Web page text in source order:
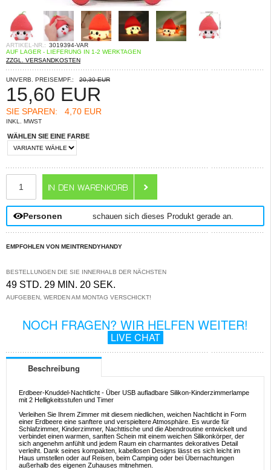
ARTIKEL-NR.: 3019394-VAR
AUF LAGER - LIEFERUNG IN 1-2 WERKTAGEN
ZZGL. VERSANDKOSTEN
UNVERB. PREISEMPF.: 20,30 EUR
15,60 EUR
SIE SPAREN: 4,70 EUR
INKL. MWST
WÄHLEN SIE EINE FARBE
Personen schauen sich dieses Produkt gerade an.
EMPFOHLEN VON MEINTRENDYHANDY
BESTELLUNGEN DIE SIE INNERHALB DER NÄCHSTEN
49 STD. 29 MIN. 19 SEK.
AUFGEBEN, WERDEN AM MONTAG VERSCHICKT!
NOCH FRAGEN? WIR HELFEN WEITER!
LIVE CHAT
Beschreibung
Erdbeer-Knuddel-Nachtlicht - Über USB aufladbare Silikon-Kinderzimmerlampe
mit 2 Helligkeitsstufen und Timer
Verleihen Sie Ihrem Zimmer mit diesem niedlichen, weichen Nachtlicht in Form
einer Erdbeere eine sanftere und verspieltere Atmosphäre. Es wurde für
Schlafzimmer, Kinderzimmer, Nachttische und die Abendroutine entwickelt und
verbindet einen warmen, sanften Schein mit einem weichen Silikonkörper, der
sich angenehm anfühlt und jedem Raum ein charmantes dekoratives Detail
verleiht. Dank seines kompakten, kabellosen Designs lässt es sich leicht im
Haus umstellen oder auf Reisen, beim Camping oder bei Übernachtungen
außerhalb des eigenen Zuhauses mitnehmen.